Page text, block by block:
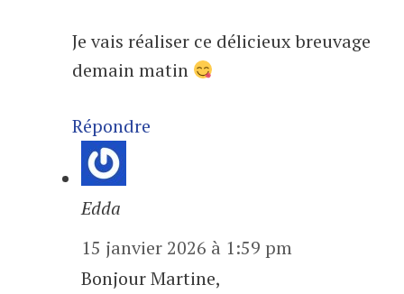
Je vais réaliser ce délicieux breuvage
demain matin
Répondre
Edda
15 janvier 2026 à 1:59 pm
Bonjour Martine,